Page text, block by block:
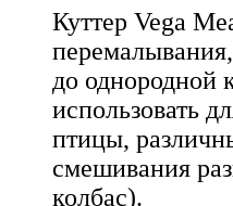
Куттер Vega
до
использовать
птицы,
смешивания
колбас).